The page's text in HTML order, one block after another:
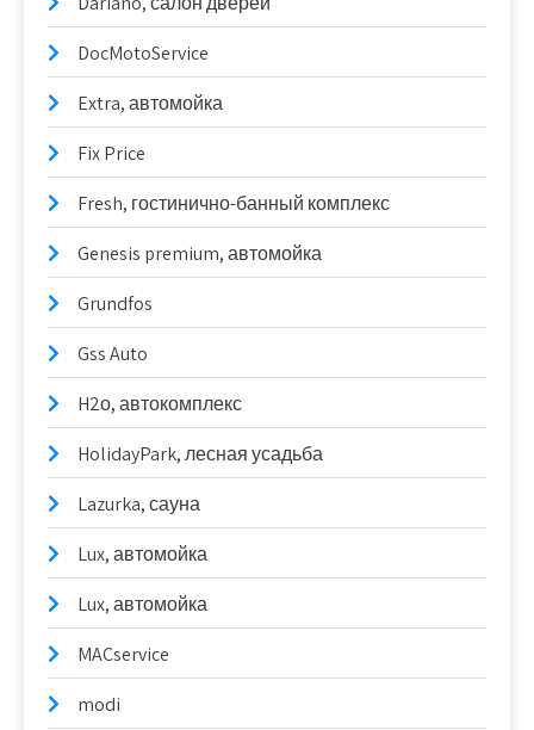
DocMotoService
Extra, автомойка
Fix Price
Fresh, гостинично-банный комплекс
Genesis premium, автомойка
Grundfos
Gss Auto
H2о, автокомплекс
HolidayPark, лесная усадьба
Lazurka, сауна
Lux, автомойка
Lux, автомойка
MACservice
modi